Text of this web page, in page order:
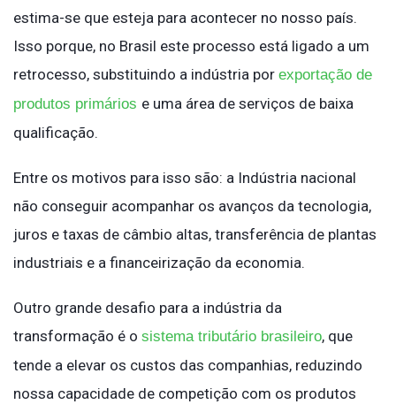
estima-se que esteja para acontecer no nosso país.
Isso porque, no Brasil este processo está ligado a um
retrocesso, substituindo a indústria por exportação de
produtos primários e uma área de serviços de baixa
qualificação.
Entre os motivos para isso são: a Indústria nacional
não conseguir acompanhar os avanços da tecnologia,
juros e taxas de câmbio altas, transferência de plantas
industriais e a financeirização da economia.
Outro grande desafio para a indústria da
transformação é o sistema tributário brasileiro, que
tende a elevar os custos das companhias, reduzindo
nossa capacidade de competição com os produtos